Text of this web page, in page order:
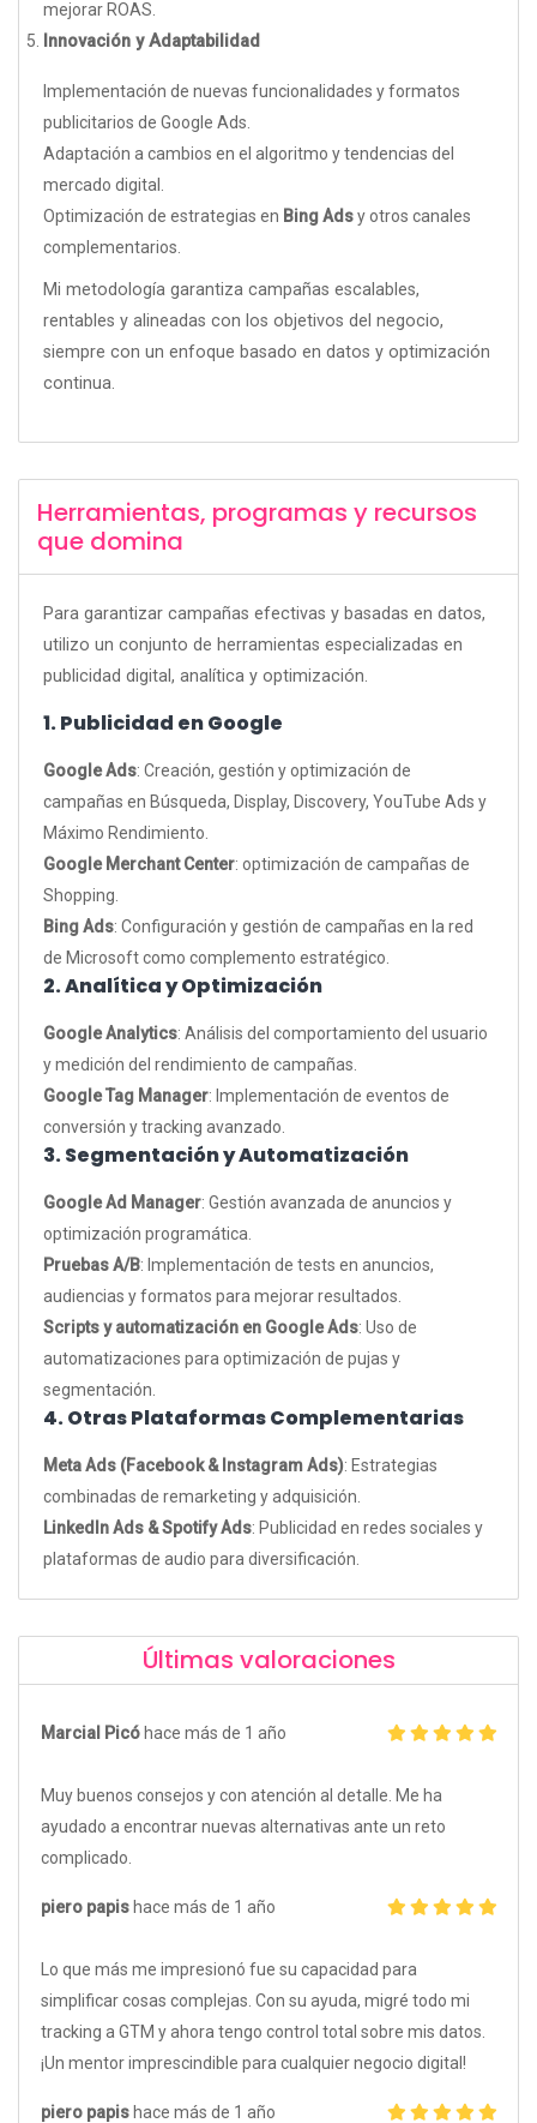
mejorar ROAS.
Innovación y Adaptabilidad
Implementación de nuevas funcionalidades y formatos
publicitarios de Google Ads.
Adaptación a cambios en el algoritmo y tendencias del
mercado digital.
Optimización de estrategias en Bing Adsy otros canales
complementarios.
Mi metodología garantiza campañas escalables,
rentables y alineadas con los objetivos del negocio,
siempre con un enfoque basado en datos y optimización
continua.
Herramientas, programas y recursos
que domina
Para garantizar campañas efectivas y basadas en datos,
utilizo un conjunto de herramientas especializadas en
publicidad digital, analítica y optimización.
1. Publicidad en Google
Google Ads: Creación, gestión y optimización de
campañas en Búsqueda, Display, Discovery, YouTube Ads y
Máximo Rendimiento.
Google Merchant Center: optimización de campañas de
Shopping.
Bing Ads: Configuración y gestión de campañas en la red
de Microsoft como complemento estratégico.
2. Analítica y Optimización
Google Analytics: Análisis del comportamiento del usuario
y medición del rendimiento de campañas.
Google Tag Manager: Implementación de eventos de
conversión y tracking avanzado.
3. Segmentación y Automatización
Google Ad Manager: Gestión avanzada de anuncios y
optimización programática.
Pruebas A/B: Implementación de tests en anuncios,
audiencias y formatos para mejorar resultados.
Scripts y automatización en Google Ads: Uso de
automatizaciones para optimización de pujas y
segmentación.
4. Otras Plataformas Complementarias
Meta Ads (Facebook & Instagram Ads): Estrategias
combinadas de remarketing y adquisición.
LinkedIn Ads & Spotify Ads: Publicidad en redes sociales y
plataformas de audio para diversificación.
Últimas valoraciones
Marcial Picó hace más de 1 año
Muy buenos consejos y con atención al detalle. Me ha
ayudado a encontrar nuevas alternativas ante un reto
complicado.
piero papishace más de 1 año
Lo que más me impresionó fue su capacidad para
simplificar cosas complejas. Con su ayuda, migré todo mi
tracking a GTM y ahora tengo control total sobre mis datos.
¡Un mentor imprescindible para cualquier negocio digital!
piero papishace más de 1 año